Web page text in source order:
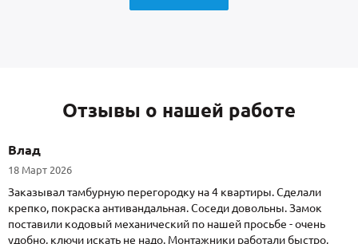
Отзывы о нашей работе
Влад
18 Март 2026
Заказывал тамбурную перегородку на 4 квартиры. Сделали
крепко, покраска антивандальная. Соседи довольны. Замок
поставили кодовый механический по нашей просьбе - очень
удобно, ключи искать не надо. Монтажники работали быстро,